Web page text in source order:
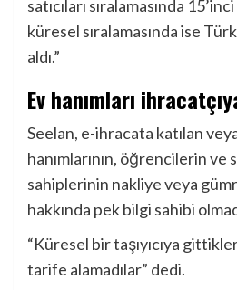
satıcıları sıralamasında
küresel sıralamasında ise
aldı.”
Ev hanımları
Seelan, e-ihracata katılan
hanımlarının, öğrencilerin ve
sahiplerinin nakliye veya
hakkında pek bilgi sahibi
“Küresel bir taşıyıcıya
tarife alamadılar” dedi.